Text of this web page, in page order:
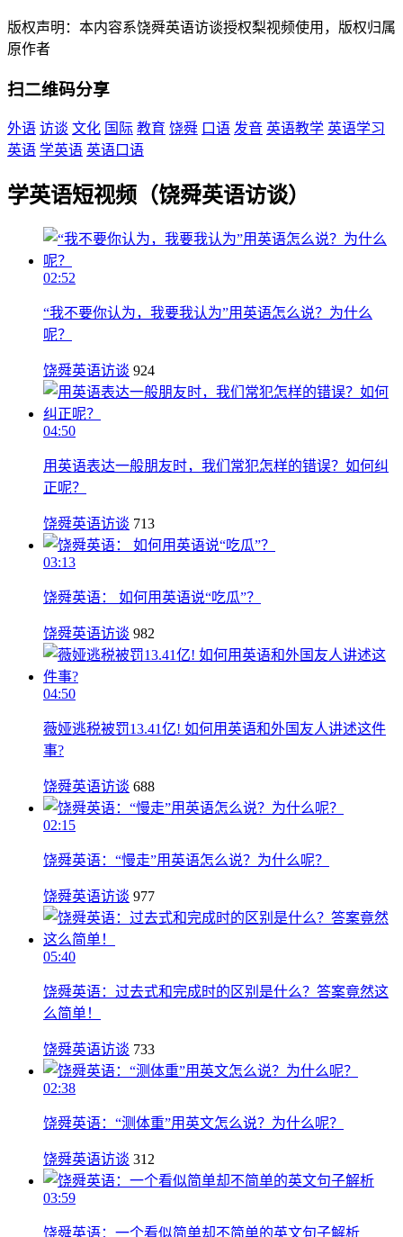
版权声明：本内容系饶舜英语访谈授权梨视频使用，版权归属
原作者
扫二维码分享
外语 访谈 文化 国际 教育 饶舜 口语 发音 英语教学 英语学习
英语 学英语 英语口语
学英语短视频（饶舜英语访谈）
02:52
“我不要你认为，我要我认为”用英语怎么说？为什么
呢？
饶舜英语访谈 924
04:50
用英语表达一般朋友时，我们常犯怎样的错误？如何纠
正呢？
饶舜英语访谈 713
03:13
饶舜英语： 如何用英语说“吃瓜”？
饶舜英语访谈 982
04:50
薇娅逃税被罚13.41亿! 如何用英语和外国友人讲述这件
事?
饶舜英语访谈 688
02:15
饶舜英语：“慢走”用英语怎么说？为什么呢？
饶舜英语访谈 977
05:40
饶舜英语：过去式和完成时的区别是什么？答案竟然这
么简单！
饶舜英语访谈 733
02:38
饶舜英语：“测体重”用英文怎么说？为什么呢？
饶舜英语访谈 312
03:59
饶舜英语：一个看似简单却不简单的英文句子解析